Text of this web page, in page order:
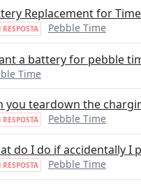
Replacement for
RESPOSTA Pebble Time
a battery for pebble
Time
you teardown the
RESPOSTA Pebble Time
do I do if accidentally I
RESPOSTA Pebble Time